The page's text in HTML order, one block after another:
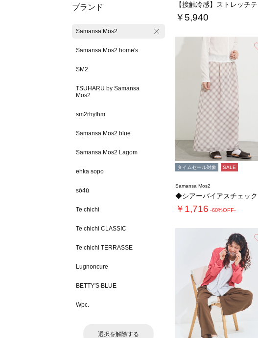
ブランド
Samansa Mos2
Samansa Mos2 home's
SM2
TSUHARU by Samansa
Mos2
sm2rhythm
Samansa Mos2 blue
Samansa Mos2 Lagom
ehka sopo
sō4ū
Te chichi
Te chichi CLASSIC
Te chichi TERRASSE
Lugnoncure
BETTY'S BLUE
Wpc.
選択を解除する
￥5,940
タイムセール対象 SALE
Samansa Mos2
￥1,716 -60%OFF-